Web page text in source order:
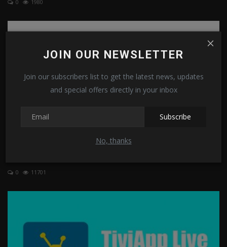
JOIN OUR NEWSLETTER
Join our subscribers list to get the latest news, updates
and special offers directly in your inbox
Subscribe
No, thanks
0 1980
0 11701